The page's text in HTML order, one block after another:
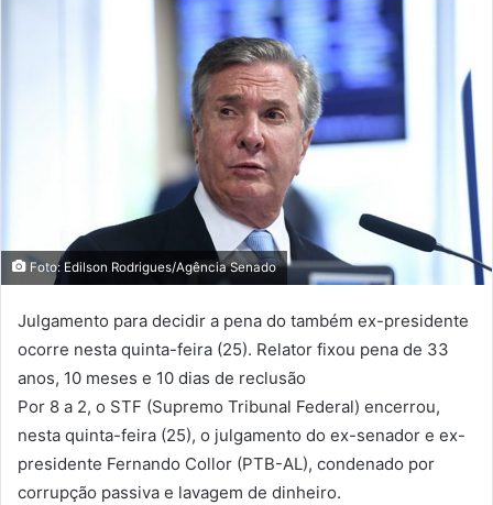
Foto: Edilson Rodrigues/Agência Senado
Julgamento para decidir a pena do também ex-presidente
ocorre nesta quinta-feira (25). Relator fixou pena de 33
anos, 10 meses e 10 dias de reclusão
Por 8 a 2, o STF (Supremo Tribunal Federal) encerrou,
nesta quinta-feira (25), o julgamento do ex-senador e ex-
presidente Fernando Collor (PTB-AL), condenado por
corrupção passiva e lavagem de dinheiro.